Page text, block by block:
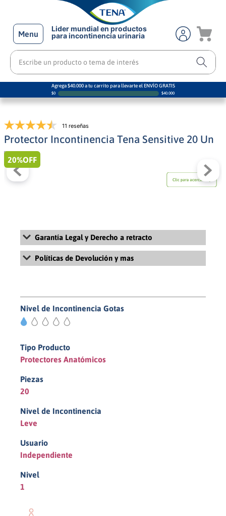
Menu
Lider mundial en productos
para incontinencia urinaria
Escribe un producto o tema de interés
Agrega $40.000 a tu carrito para llevarte el ENVÍO GRATIS
$0 $40.000
11 reseñas
Protector Incontinencia Tena Sensitive 20 Un
20%OFF
Garantía Legal y Derecho a retracto
Para más información sobre la Garantía Legal y Derecho de
retracto, revisa nuestros Términos y Condiciones Generales de
Políticas de Devolución y mas
Nivel de Incontinencia Gotas
1/5
Tipo Producto
Protectores Anatómicos
Piezas
20
Nivel de Incontinencia
Leve
Usuario
Independiente
Nivel
1
Mujer